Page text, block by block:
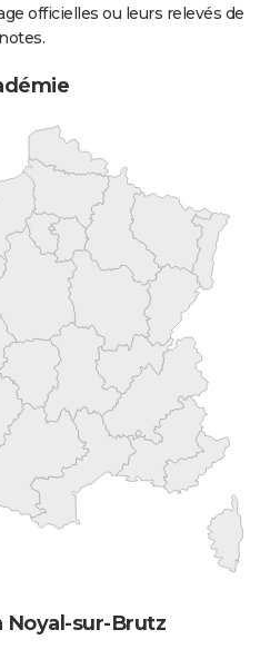
officielles ou leurs relevés de
notes.
Noyal-sur-Brutz